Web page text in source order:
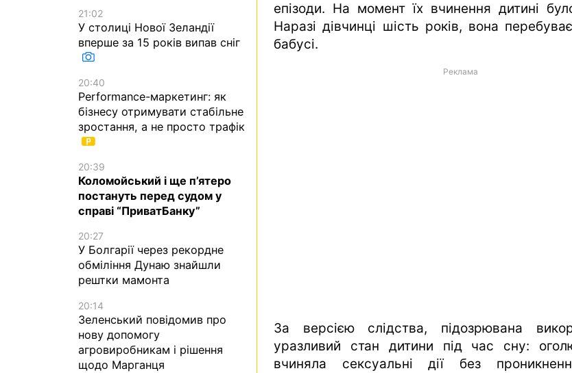
епізоди. На момент їх вчинення дитині
Наразі дівчинці шість років, вона
бабусі.
Реклама
За версією слідства, підозрювана
уразливий стан дитини під час сну:
вчиняла сексуальні дії без
21:02
У столиці Нової Зеландії
вперше за 15 років випав сніг
20:40
Performance-маркетинг: як
бізнесу отримувати стабільне
зростання, а не просто трафік
20:39
Коломойський і ще п’ятеро
постануть перед судом у
справі “ПриватБанку”
20:27
У Болгарії через рекордне
обміління Дунаю знайшли
рештки мамонта
20:14
Зеленський повідомив про
нову допомогу
агровиробникам і рішення
щодо Марганця